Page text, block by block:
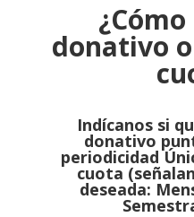
donativo
Indícanos si
donativo
periodicidad
cuota
deseada: